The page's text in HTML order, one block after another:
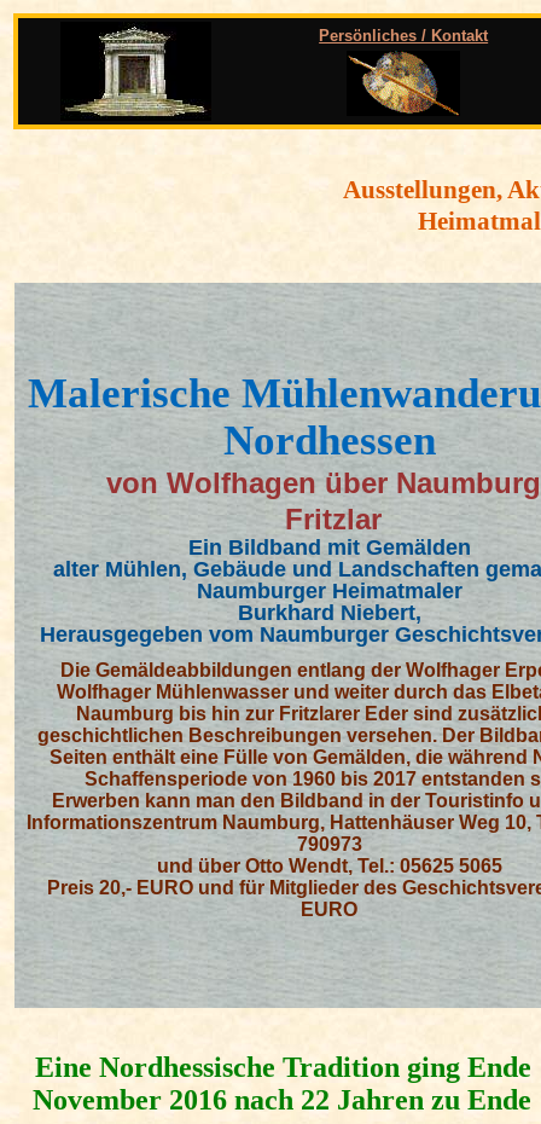
Persönliches / Kontakt
Ausstellungen,
Malerische
Nordhessen
von Wolfhagen über
Fritzlar
Ein Bildband mit Gemälden
alter Mühlen, Gebäude und Landschaften
Naumburger Heimatmaler
Burkhard Niebert,
Herausgegeben vom Naumburger
Die Gemäldeabbildungen entlang der Wolfhager
Wolfhager Mühlenwasser und weiter durch das
Naumburg bis hin zur Fritzlarer Eder sind
geschichtlichen Beschreibungen versehen. Der
Seiten enthält eine Fülle von Gemälden, die während
Schaffensperiode von 1960 bis 2017 entstanden
Erwerben kann man den Bildband in der Touristinfo
Informationszentrum Naumburg, Hattenhäuser Weg 10,
790973
und über Otto Wendt, Tel.: 05625 5065
Preis 20,- EURO und für Mitglieder des
EURO
Eine Nordhessische Tradition ging Ende
November 2016 nach 22 Jahren zu Ende